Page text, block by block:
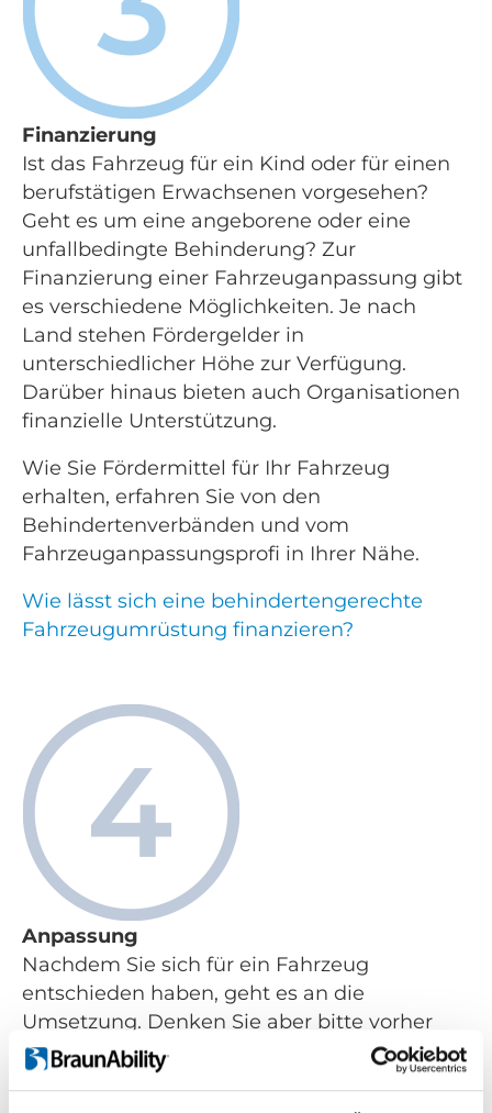
Finanzierung
Ist das Fahrzeug für ein Kind oder für einen
berufstätigen Erwachsenen vorgesehen?
Geht es um eine angeborene oder eine
unfallbedingte Behinderung? Zur
Finanzierung einer Fahrzeuganpassung gibt
es verschiedene Möglichkeiten. Je nach
Land stehen Fördergelder in
unterschiedlicher Höhe zur Verfügung.
Darüber hinaus bieten auch Organisationen
finanzielle Unterstützung.
Wie Sie Fördermittel für Ihr Fahrzeug
erhalten, erfahren Sie von den
Behindertenverbänden und vom
Fahrzeuganpassungsprofi in Ihrer Nähe.
Wie lässt sich eine behindertengerechte
Fahrzeugumrüstung finanzieren?
Anpassung
Nachdem Sie sich für ein Fahrzeug
entschieden haben, geht es an die
Umsetzung. Denken Sie aber bitte vorher
daran, noch ein abschließendes Gespräch
mit dem Fahrzeuganpassungsprofi zu
führen. Dabei ist sicherzustellen, dass das